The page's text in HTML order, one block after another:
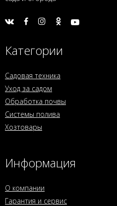
Категории
Садовая техника
Уход за садом
Обработка почвы
Системы полива
Хозтовары
Информация
О компании
Гарантия и сервис